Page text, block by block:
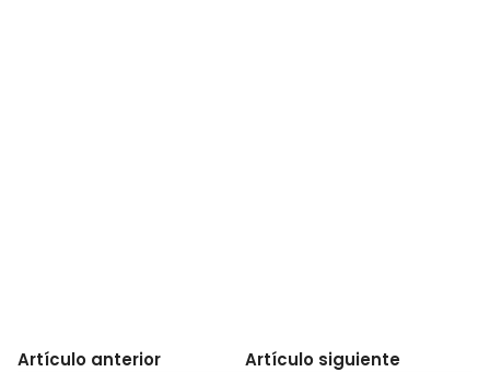
Artículo anterior Artículo siguiente